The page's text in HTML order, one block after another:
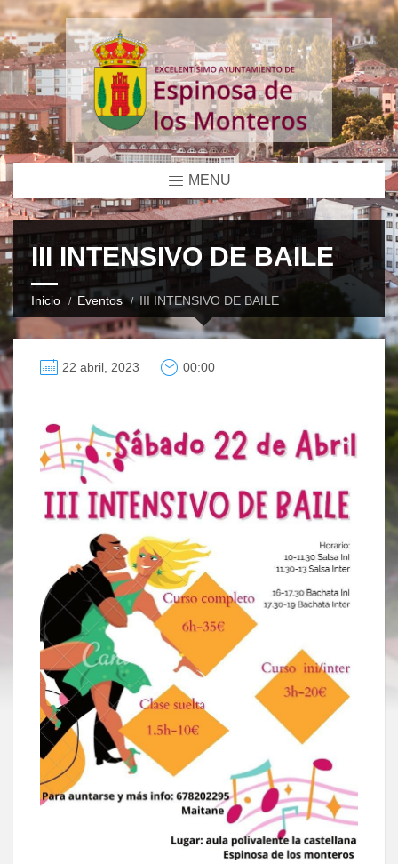
MENU
III INTENSIVO DE BAILE
Inicio Eventos III INTENSIVO DE BAILE
22 abril, 2023 00:00